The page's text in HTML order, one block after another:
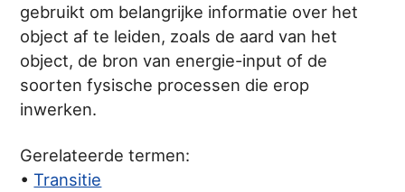
gebruikt om belangrijke informatie over het
object af te leiden, zoals de aard van het
object, de bron van energie-input of de
soorten fysische processen die erop
inwerken.
Gerelateerde termen:
•Transitie